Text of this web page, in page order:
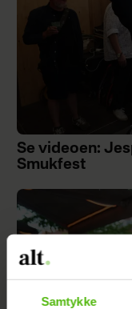
Samtykke
Se videoen:
Smukfest